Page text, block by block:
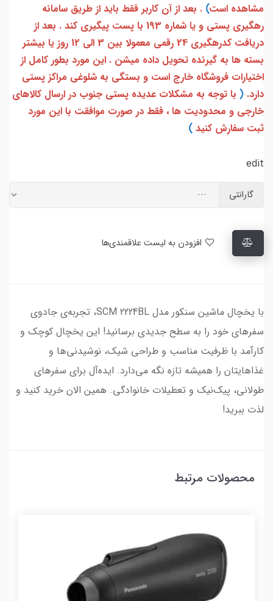
مشاهده است) . بعد از آن کاربر فقط باید از طریق سامانه
رهگیری پستی و یا شماره 193 با پست پیگیری کند . بعد از
دریافت کدرهگیری 24 رقمی معمولا بین 3 الی 12 روز یا بیشتر
بسته ها به گیرنده تحویل داده میشن . این مورد بطور کامل از
اختیارات فروشگاه خارج است و بستگی به شلوغی مراکز پستی
دارد. ( با توجه به مشکلات عدیده پستی جنوب در ارسال کالاهای
خارجی و محدودیت ها ، فقط در صورت موافقت با این مورد
ثبت سفارش کنید )
edit
گارانتی
با یخچال ماشین سنکور مدل SCM 2224BL، تجربه‌ی جادوی
سفرهای خود را به سطح جدیدی برسانید! این یخچال کوچک و
کارآمد با ظرفیت مناسب و طراحی شیک، نوشیدنی‌ها و
غذاهایتان را همیشه تازه نگه می‌دارد. ایده‌آل برای سفرهای
طولانی، پیک‌نیک و تعطیلات خانوادگی. همین الان خرید کنید و
لذت ببرید!
محصولات مرتبط